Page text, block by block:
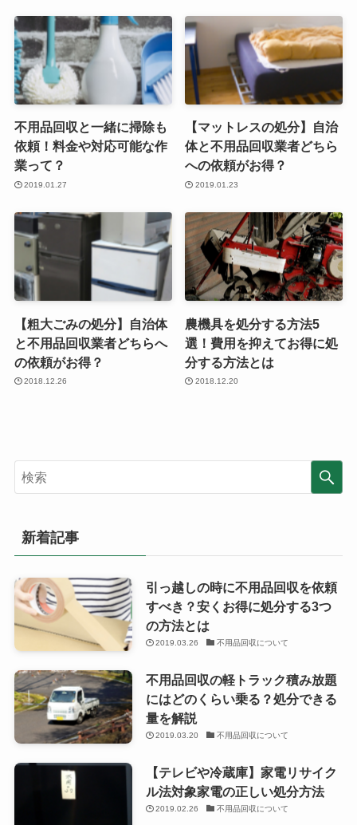
不用品回収と一緒に掃除も
依頼！料金や対応可能な作
業って？
2019.01.27
【マットレスの処分】自治
体と不用品回収業者どちら
への依頼がお得？
2019.01.23
【粗大ごみの処分】自治体
と不用品回収業者どちらへ
の依頼がお得？
2018.12.26
農機具を処分する方法5
選！費用を抑えてお得に処
分する方法とは
2018.12.20
新着記事
引っ越しの時に不用品回収を依頼
すべき？安くお得に処分する3つ
の方法とは
2019.03.26 不用品回収について
不用品回収の軽トラック積み放題
にはどのくらい乗る？処分できる
量を解説
2019.03.20 不用品回収について
【テレビや冷蔵庫】家電リサイク
ル法対象家電の正しい処分方法
2019.02.26 不用品回収について